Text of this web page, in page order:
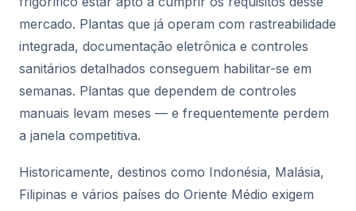
mercado. Plantas que já operam com rastreabilidade
integrada, documentação eletrônica e controles
sanitários detalhados conseguem habilitar-se em
semanas. Plantas que dependem de controles
manuais levam meses — e frequentemente perdem
a janela competitiva.
Historicamente, destinos como Indonésia, Malásia,
Filipinas e vários países do Oriente Médio exigem